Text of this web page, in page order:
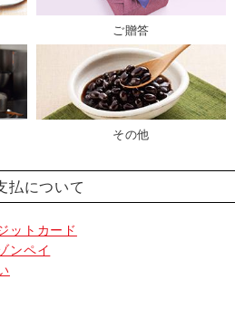
ご贈答
その他
払について
ットカード
ンペイ